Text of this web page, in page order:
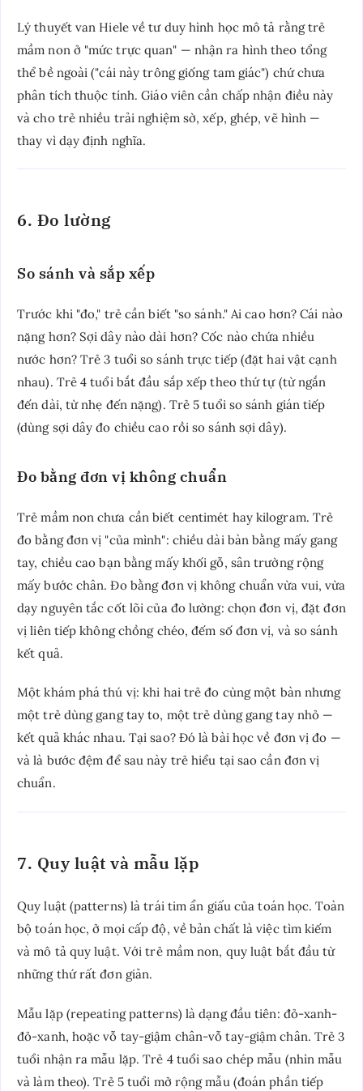
Lý thuyết van Hiele về tư duy hình học mô tả rằng trẻ
mầm non ở "mức trực quan" — nhận ra hình theo tổng
thể bề ngoài ("cái này trông giống tam giác") chứ chưa
phân tích thuộc tính. Giáo viên cần chấp nhận điều này
và cho trẻ nhiều trải nghiệm sờ, xếp, ghép, vẽ hình —
thay vì dạy định nghĩa.
6. Đo lường
So sánh và sắp xếp
Trước khi "đo," trẻ cần biết "so sánh." Ai cao hơn? Cái nào
nặng hơn? Sợi dây nào dài hơn? Cốc nào chứa nhiều
nước hơn? Trẻ 3 tuổi so sánh trực tiếp (đặt hai vật cạnh
nhau). Trẻ 4 tuổi bắt đầu sắp xếp theo thứ tự (từ ngắn
đến dài, từ nhẹ đến nặng). Trẻ 5 tuổi so sánh gián tiếp
(dùng sợi dây đo chiều cao rồi so sánh sợi dây).
Đo bằng đơn vị không chuẩn
Trẻ mầm non chưa cần biết centimét hay kilogram. Trẻ
đo bằng đơn vị "của mình": chiều dài bàn bằng mấy gang
tay, chiều cao bạn bằng mấy khối gỗ, sân trường rộng
mấy bước chân. Đo bằng đơn vị không chuẩn vừa vui, vừa
dạy nguyên tắc cốt lõi của đo lường: chọn đơn vị, đặt đơn
vị liên tiếp không chồng chéo, đếm số đơn vị, và so sánh
kết quả.
Một khám phá thú vị: khi hai trẻ đo cùng một bàn nhưng
một trẻ dùng gang tay to, một trẻ dùng gang tay nhỏ —
kết quả khác nhau. Tại sao? Đó là bài học về đơn vị đo —
và là bước đệm để sau này trẻ hiểu tại sao cần đơn vị
chuẩn.
7. Quy luật và mẫu lặp
Quy luật (patterns) là trái tim ẩn giấu của toán học. Toàn
bộ toán học, ở mọi cấp độ, về bản chất là việc tìm kiếm
và mô tả quy luật. Với trẻ mầm non, quy luật bắt đầu từ
những thứ rất đơn giản.
Mẫu lặp (repeating patterns) là dạng đầu tiên: đỏ-xanh-
đỏ-xanh, hoặc vỗ tay-giậm chân-vỗ tay-giậm chân. Trẻ 3
tuổi nhận ra mẫu lặp. Trẻ 4 tuổi sao chép mẫu (nhìn mẫu
và làm theo). Trẻ 5 tuổi mở rộng mẫu (đoán phần tiếp